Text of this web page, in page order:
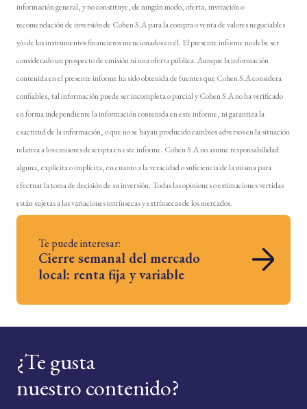
información general, y no constituye, de ningún modo, oferta, invitación o
recomendación de inversión de Cohen S.A para la compra o venta de valores negociables
y/o de los instrumentos financieros mencionados en él. El presente informe no debe ser
considerado un prospecto de emisión ni una oferta pública. Aunque la información
contenida en el presente informe ha sido obtenida de fuentes que Cohen S.A considera
confiables, tal información puede ser incompleta o parcial y Cohen S.A no ha verificado
en forma independiente la información contenida en este informe, ni garantiza la
exactitud de la información, o que no se hayan producido cambios adversos en la situación
relativa a los emisores descripta en este informe. Cohen S.A no asume responsabilidad
alguna, explícita o implícita, en cuanto a la veracidad o suficiencia de la misma para
efectuar la toma de decisión de su inversión. Todas las opiniones o estimaciones vertidas
están sujetas a las variaciones intrínsecas y extrínsecas de los mercados.
Te puede interesar:
Cierre semanal del mercado
local: renta fija y variable
¿Te gusta
nuestro contenido?